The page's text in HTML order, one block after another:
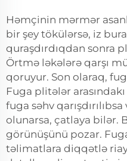
Həmçinin mərmər
bir şey tökülərsə, iz
quraşdırdıqdan sonra
Örtmə ləkələrə qarşı
qoruyur. Son olaraq,
Fuga plitələr
fuga səhv
olunarsa, çatlaya bilər.
görünüşünü pozar.
təlimatlara diqqətlə